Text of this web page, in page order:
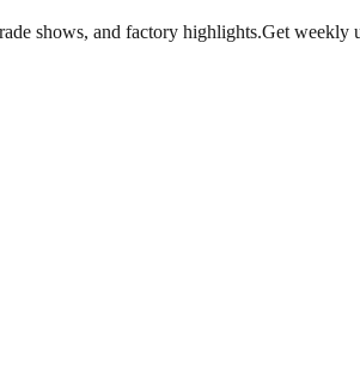
shows, and factory highlights.Get weekly